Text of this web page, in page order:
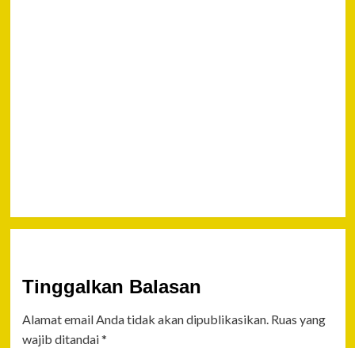
Tinggalkan Balasan
Alamat email Anda tidak akan dipublikasikan. Ruas yang
wajib ditandai*